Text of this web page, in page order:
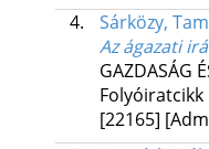
4.
Sárközy,
Az ágazati
GAZDASÁG
[22165]